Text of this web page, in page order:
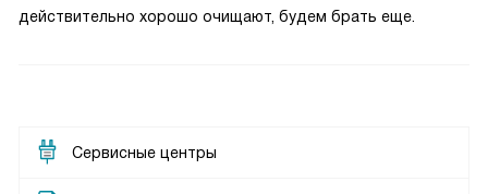
действительно хорошо очищают, будем брать еще.
Сервисные центры